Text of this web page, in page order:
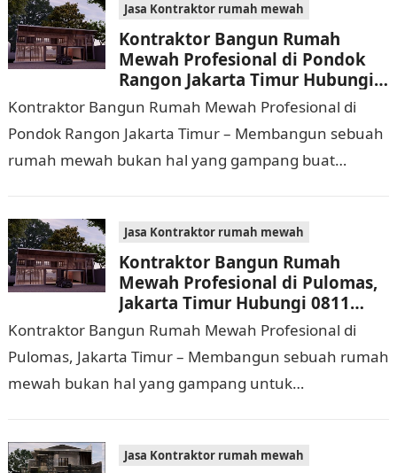
Jasa Kontraktor rumah mewah
Kontraktor Bangun Rumah
Mewah Profesional di Pondok
Rangon Jakarta Timur Hubungi
0811 9933 588
Kontraktor Bangun Rumah Mewah Profesional di
Pondok Rangon Jakarta Timur – Membangun sebuah
rumah mewah bukan hal yang gampang buat
Jasa Kontraktor rumah mewah
Kontraktor Bangun Rumah
Mewah Profesional di Pulomas,
Jakarta Timur Hubungi 0811
9933 588
Kontraktor Bangun Rumah Mewah Profesional di
Pulomas, Jakarta Timur – Membangun sebuah rumah
mewah bukan hal yang gampang untuk
Jasa Kontraktor rumah mewah